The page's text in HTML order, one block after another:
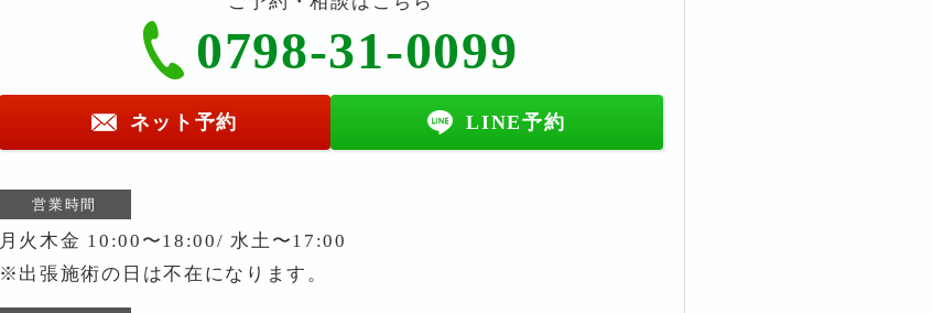
0798-31-0099
ネット予約 LINE予約
営業時間
月火木金 10:00〜18:00/ 水土〜17:00
※出張施術の日は不在になります。